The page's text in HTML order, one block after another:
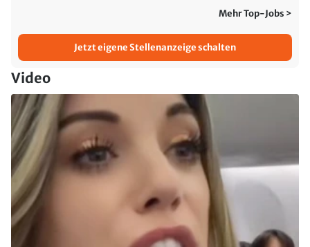
Mehr Top-Jobs >
Jetzt eigene Stellenanzeige schalten
Video